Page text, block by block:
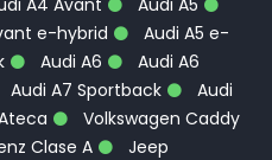
A4 Avant
Audi A5
e-hybrid
Audi A5 e-
Audi A6
Audi A6
Audi A7 Sportback
Audi
Volkswagen Caddy
Clase A
Jeep